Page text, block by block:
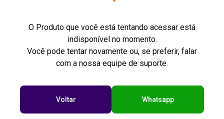
O Produto que você está tentando acessar está
indisponível no momento.
Você pode tentar novamente ou, se preferir, falar
com a nossa equipe de suporte.
Voltar Whatsapp